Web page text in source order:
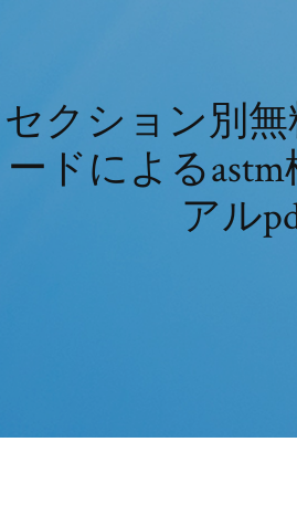
セクション別
ードによる
アル